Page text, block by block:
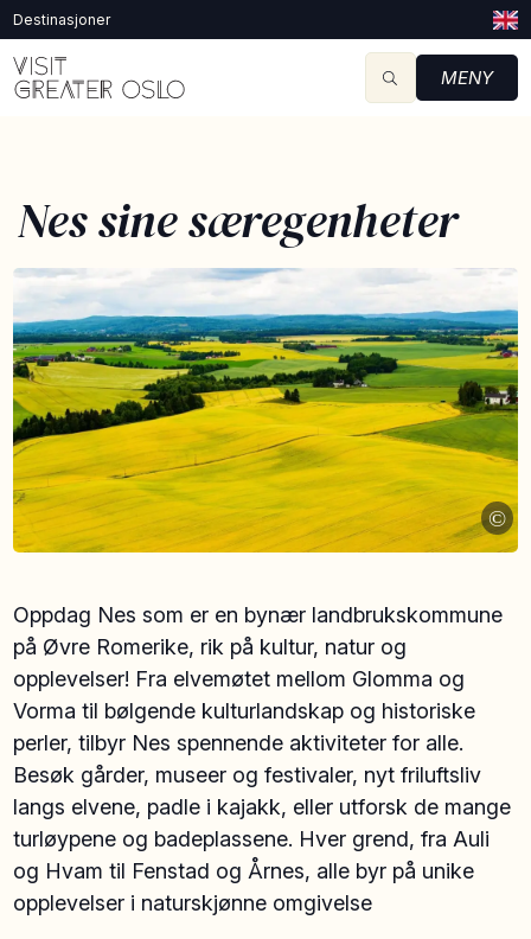
Destinasjoner
MENY
Nes sine særegenheter
©
Oppdag Nes som er en bynær landbrukskommune
på Øvre Romerike, rik på kultur, natur og
opplevelser! Fra elvemøtet mellom Glomma og
Vorma til bølgende kulturlandskap og historiske
perler, tilbyr Nes spennende aktiviteter for alle.
Besøk gårder, museer og festivaler, nyt friluftsliv
langs elvene, padle i kajakk, eller utforsk de mange
turløypene og badeplassene. Hver grend, fra Auli
og Hvam til Fenstad og Årnes, alle byr på unike
opplevelser i naturskjønne omgivelse